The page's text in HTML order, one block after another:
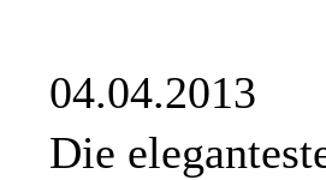
04.04.2013
Die